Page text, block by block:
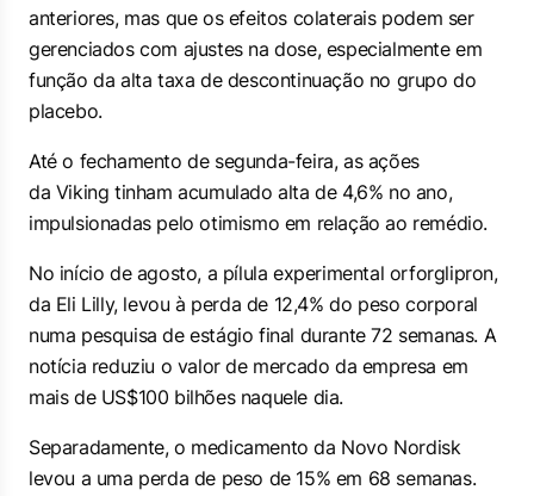
anteriores, mas que os efeitos colaterais podem ser
gerenciados com ajustes na dose, especialmente em
função da alta taxa de descontinuação no grupo do
placebo.
Até o fechamento de segunda-feira, as ações
da Viking tinham acumulado alta de 4,6% no ano,
impulsionadas pelo otimismo em relação ao remédio.
No início de agosto, a pílula experimental orforglipron,
da Eli Lilly, levou à perda de 12,4% do peso corporal
numa pesquisa de estágio final durante 72 semanas. A
notícia reduziu o valor de mercado da empresa em
mais de US$100 bilhões naquele dia.
Separadamente, o medicamento da Novo Nordisk
levou a uma perda de peso de 15% em 68 semanas.